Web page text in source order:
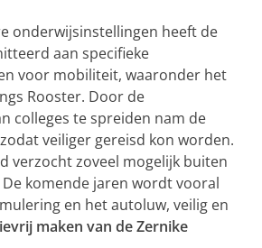
onderwijsinstellingen heeft de
aan specifieke
voor mobiliteit, waaronder het
Rooster. Door de
colleges te spreiden nam de
veiliger gereisd kon worden.
verzocht zoveel mogelijk buiten
komende jaren wordt vooral
en het autoluw, veilig en
maken van de Zernike